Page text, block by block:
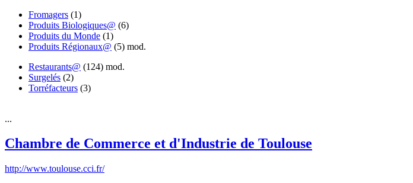
Fromagers (1)
Produits Biologiques@ (6)
Produits du Monde (1)
Produits Régionaux@ (5) mod.
Restaurants@ (124) mod.
Surgelés (2)
Torréfacteurs (3)
...
Chambre de Commerce et d'Industrie de Toulouse
http://www.toulouse.cci.fr/